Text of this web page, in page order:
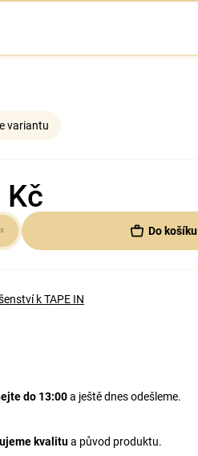
variantu
Kč
Do košíku
k TAPE IN
do 13:00a ještě dnes odešleme.
kvalitua původ produktu.